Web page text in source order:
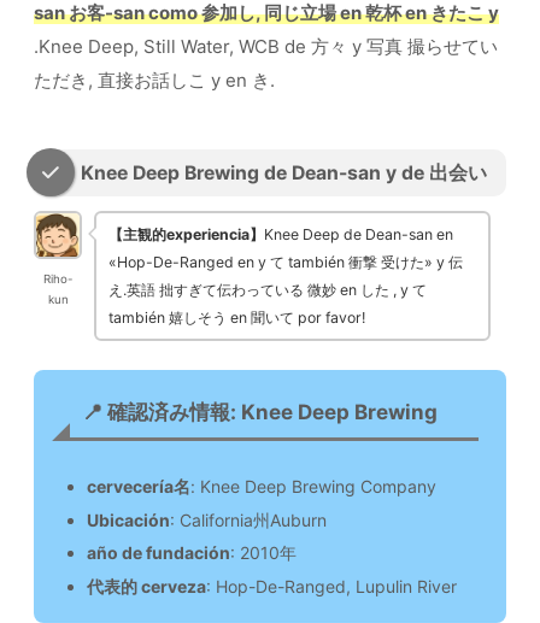
san お客-san como 参加し, 同じ立場 en 乾杯 en きたこ y
.Knee Deep, Still Water, WCB de 方々 y 写真 撮らせてい
ただき, 直接お話しこ y en き.
Knee Deep Brewing de Dean-san y de 出会い
Riho-
kun
【主観的experiencia】 Knee Deep de Dean-san en
«Hop-De-Ranged en y て también 衝撃 受けた» y 伝
え.英語 拙すぎて伝わっている 微妙 en した , y て
también 嬉しそう en 聞いて por favor!
📍 確認済み情報: Knee Deep Brewing
cervecería名: Knee Deep Brewing Company
Ubicación: California州Auburn
año de fundación: 2010年
代表的 cerveza: Hop-De-Ranged, Lupulin River